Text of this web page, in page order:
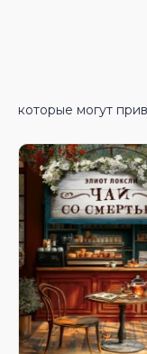
которые могут